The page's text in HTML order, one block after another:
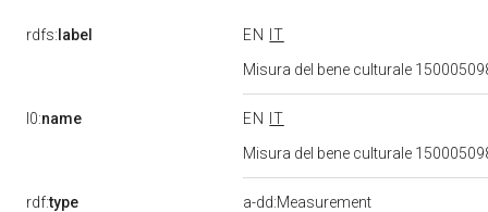
rdfs: label EN
IT
Misura del bene culturale
l0:name EN
IT
Misura del bene culturale
rdf:type
a-dd:Measurement